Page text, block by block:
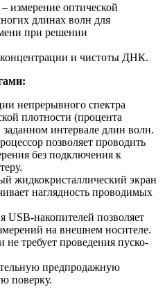
измерение оптической
длинах волн для
при решении
и чистоты ДНК.
непрерывного спектра
плотности (процента
интервале длин волн.
позволяет проводить
без подключения к
жидкокристаллический экран
наглядность проводимых
USB-накопителей позволяет
на внешнем носителе.
не требует проведения пуско-
предпродажную
поверку.